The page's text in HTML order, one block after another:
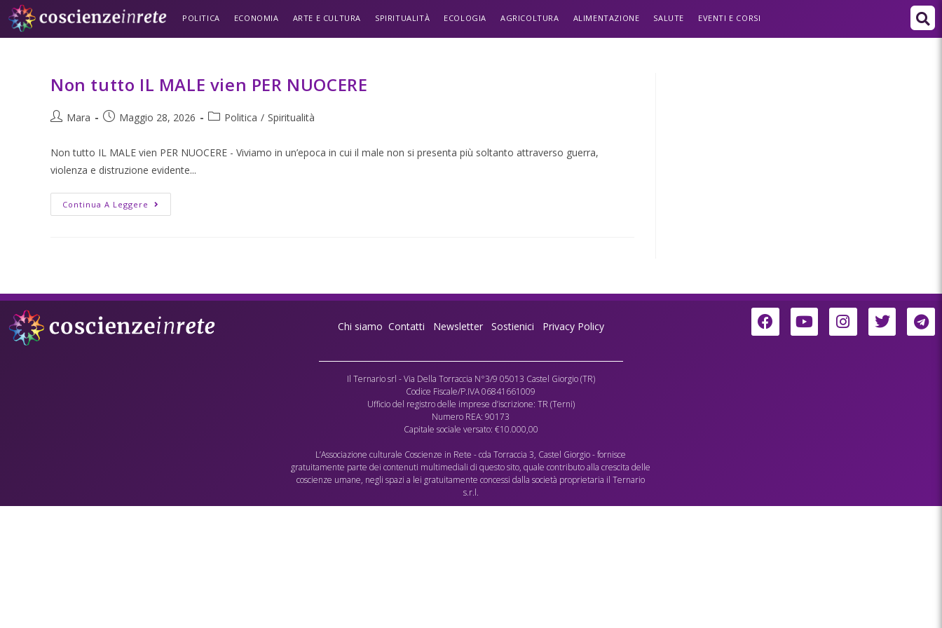
POLITICA ECONOMIA ARTE E CULTURA SPIRITUALITÀ ECOLOGIA AGRICOLTURA ALIMENTAZIONE SALUTE EVENTI E CORSI
Non tutto IL MALE vien PER NUOCERE
Mara Maggio 28, 2026 Politica / Spiritualità
Non tutto IL MALE vien PER NUOCERE - Viviamo in un’epoca in cui il male non si presenta più soltanto attraverso guerra,
violenza e distruzione evidente...
Continua A Leggere
Chi siamo Contatti Newsletter Sostienici Privacy Policy
Il Ternario srl - Via Della Torraccia N°3/9 05013 Castel Giorgio (TR)
Codice Fiscale/P.IVA 06841661009
Ufficio del registro delle imprese d’iscrizione: TR (Terni)
Numero REA: 90173
Capitale sociale versato: €10.000,00
L’Associazione culturale Coscienze in Rete - cda Torraccia 3, Castel Giorgio - fornisce
gratuitamente parte dei contenuti multimediali di questo sito, quale contributo alla crescita delle
coscienze umane, negli spazi a lei gratuitamente concessi dalla società proprietaria il Ternario
s.r.l.